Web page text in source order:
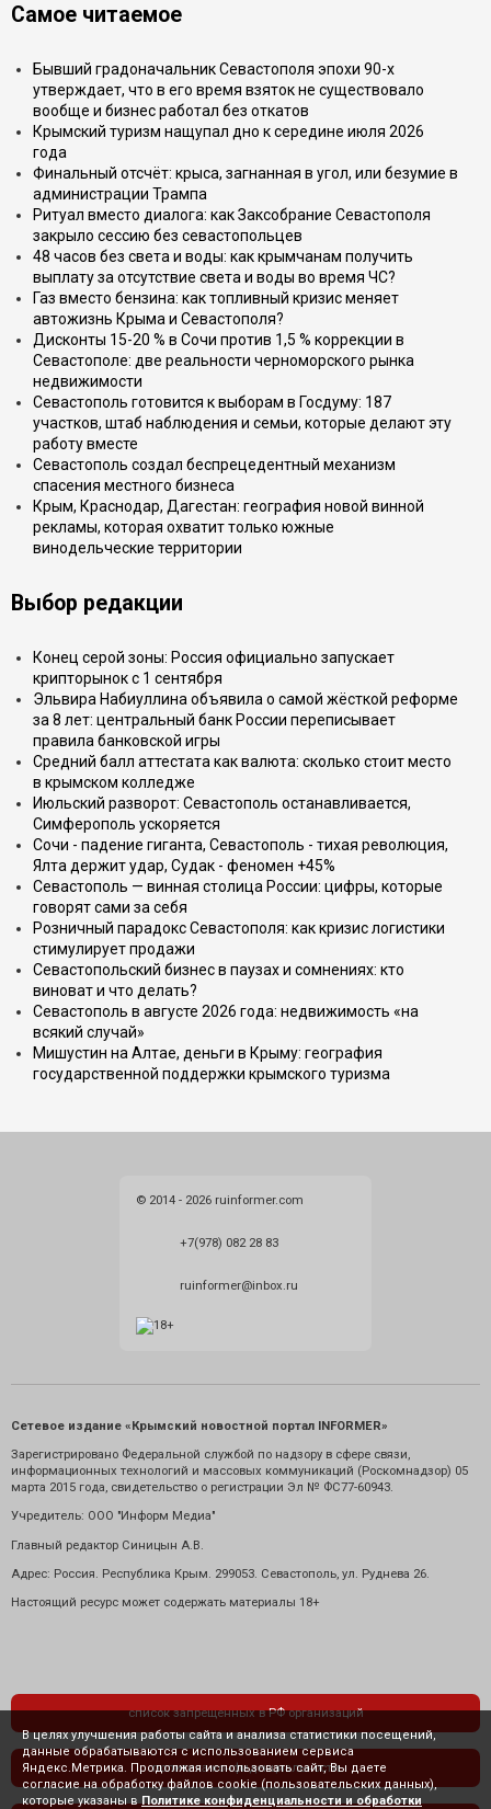
Самое читаемое
Бывший градоначальник Севастополя эпохи 90-х
утверждает, что в его время взяток не существовало
вообще и бизнес работал без откатов
Крымский туризм нащупал дно к середине июля 2026
года
Финальный отсчёт: крыса, загнанная в угол, или безумие в
администрации Трампа
Ритуал вместо диалога: как Заксобрание Севастополя
закрыло сессию без севастопольцев
48 часов без света и воды: как крымчанам получить
выплату за отсутствие света и воды во время ЧС?
Газ вместо бензина: как топливный кризис меняет
автожизнь Крыма и Севастополя?
Дисконты 15-20 % в Сочи против 1,5 % коррекции в
Севастополе: две реальности черноморского рынка
недвижимости
Севастополь готовится к выборам в Госдуму: 187
участков, штаб наблюдения и семьи, которые делают эту
работу вместе
Севастополь создал беспрецедентный механизм
спасения местного бизнеса
Крым, Краснодар, Дагестан: география новой винной
рекламы, которая охватит только южные
винодельческие территории
Выбор редакции
Конец серой зоны: Россия официально запускает
крипторынок с 1 сентября
Эльвира Набиуллина объявила о самой жёсткой реформе
за 8 лет: центральный банк России переписывает
правила банковской игры
Средний балл аттестата как валюта: сколько стоит место
в крымском колледже
Июльский разворот: Севастополь останавливается,
Симферополь ускоряется
Сочи - падение гиганта, Севастополь - тихая революция,
Ялта держит удар, Судак - феномен +45%
Севастополь — винная столица России: цифры, которые
говорят сами за себя
Розничный парадокс Севастополя: как кризис логистики
стимулирует продажи
Севастопольский бизнес в паузах и сомнениях: кто
виноват и что делать?
Севастополь в августе 2026 года: недвижимость «на
всякий случай»
Мишустин на Алтае, деньги в Крыму: география
государственной поддержки крымского туризма
© 2014 - 2026 ruinformer.com
+7(978) 082 28 83
ruinformer@inbox.ru
Сетевое издание «Крымский новостной портал INFORMER»
Зарегистрировано Федеральной службой по надзору в сфере связи,
информационных технологий и массовых коммуникаций (Роскомнадзор) 05
марта 2015 года, свидетельство о регистрации Эл № ФС77-60943.
Учредитель: ООО "Информ Медиа"
Главный редактор Синицын А.В.
Адрес: Россия. Республика Крым. 299053. Севастополь, ул. Руднева 26.
Настоящий ресурс может содержать материалы 18+
список запрещенных в РФ организаций
политика конфиденциальности
В целях улучшения работы сайта и анализа статистики посещений,
данные обрабатываются с использованием сервиса
Яндекс.Метрика. Продолжая использовать сайт, Вы даете
согласие на обработку файлов cookie (пользовательских данных),
которые указаны в Политике конфиденциальности и обработки